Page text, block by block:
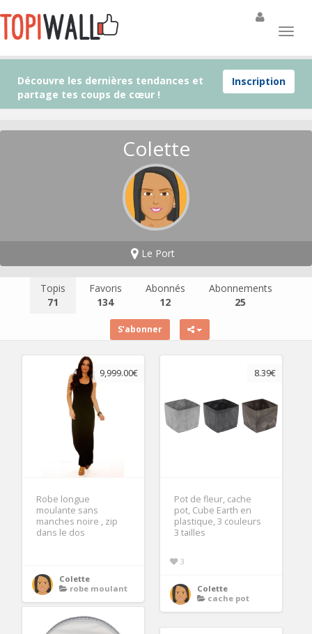
Inscription
Découvre les dernières tendances et
partage tes coups de cœur !
Colette
Le Port
Topis
71
Favoris
134
Abonnés
12
Abonnements
25
S’abonner
9,999.00€
Robe longue
moulante sans
manches noire , zip
dans le dos
Colette
robe moulant
8.39€
Pot de fleur, cache
pot, Cube Earth en
plastique, 3 couleurs
3 tailles
3
Colette
cache pot